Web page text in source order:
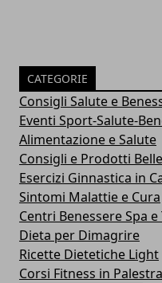
CATEGORIE
Consigli Salute e
Eventi Sport-Salute-
Alimentazione e Salute
Consigli e Prodotti
Esercizi Ginnastica in
Sintomi Malattie e Cura
Centri Benessere Spa e
Dieta per Dimagrire
Ricette Dietetiche Light
Corsi Fitness in Palestra